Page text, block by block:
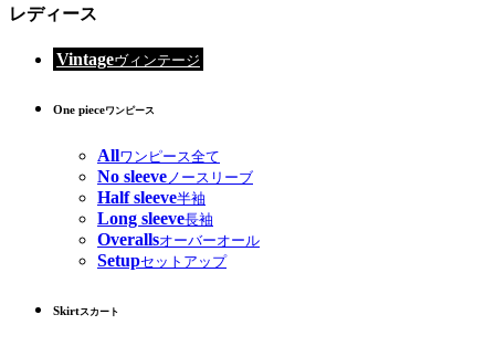
レディース
Vintageヴィンテージ
One pieceワンピース
Allワンピース全て
No sleeveノースリーブ
Half sleeve半袖
Long sleeve長袖
Overallsオーバーオール
Setupセットアップ
Skirtスカート